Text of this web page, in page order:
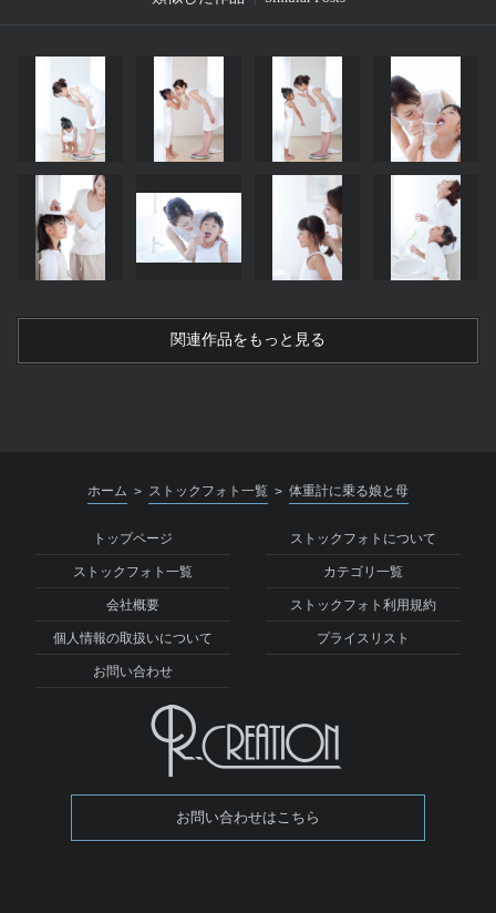
関連作品をもっと見る
ホーム > ストックフォト一覧 > 体重計に乗る娘と母
トップページ ストックフォトについて
ストックフォト一覧 カテゴリ一覧
会社概要 ストックフォト利用規約
個人情報の取扱いについて プライスリスト
お問い合わせ
お問い合わせはこちら